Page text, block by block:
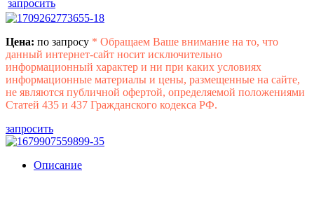
запросить
Цена: по запросу * Обращаем Ваше внимание на то, что
данный интернет-сайт носит исключительно
информационный характер и ни при каких условиях
информационные материалы и цены, размещенные на сайте,
не являются публичной офертой, определяемой положениями
Статей 435 и 437 Гражданского кодекса РФ.
запросить
Описание